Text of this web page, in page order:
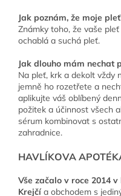
Jak poznám, že moje
Známky toho, že vaše
ochablá a suchá pleť.
Jak dlouho mám nechat
Na pleť, krk a dekolt vždy
jemně ho rozetřete a
aplikujte váš oblíbený
požitek a účinnost všech
sérum kombinovat s
zahradnice.
HAVLÍKOVA
Vše začalo v roce 2014
Krejčí a obchodem s